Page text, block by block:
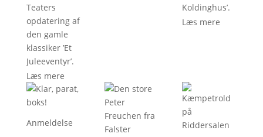
Teaters
opdatering af
den gamle
klassiker ’Et
Juleeventyr’.
Læs mere
Koldinghus’.
Læs mere
Anmeldelse